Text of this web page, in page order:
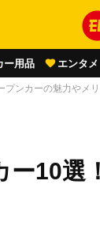
ー用品 エンタメ
プンカーの魅力やメ
ー10選